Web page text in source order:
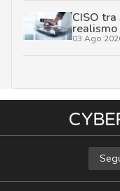
CISO
03 Ago